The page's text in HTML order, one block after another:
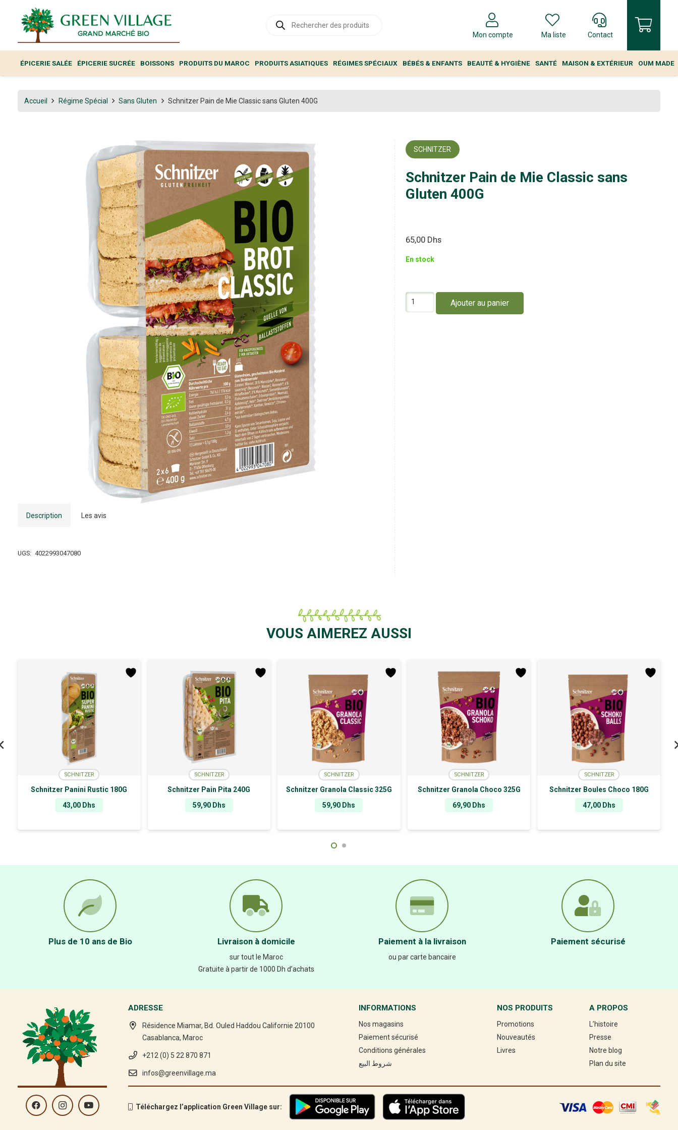
produits
Mon compte Ma liste Contact
ÉPICERIE SALÉE ÉPICERIE SUCRÉE BOISSONS PRODUITS DU MAROC PRODUITS ASIATIQUES RÉGIMES SPÉCIAUX BÉBÉS & ENFANTS BEAUTÉ & HYGIÈNE SANTÉ MAISON & EXTÉRIEUR OUM MADE
Accueil Régime Spécial Sans Gluten Schnitzer Pain de Mie Classic sans Gluten 400G
Description Les avis
UGS: 4022993047080
SCHNITZER
Schnitzer Pain de Mie Classic sans
Gluten 400G
65,00 Dhs
En stock
quantité
de
Ajouter au panier
VOUS AIMEREZ AUSSI
SCHNITZER
Schnitzer Panini Rustic 180G
43,00 Dhs
SCHNITZER
Schnitzer Pain Pita 240G
59,90 Dhs
SCHNITZER
Schnitzer Granola Classic 325G
59,90 Dhs
SCHNITZER
Schnitzer Granola Choco 325G
69,90 Dhs
SCHNITZER
Schnitzer Boules Choco 180G
47,00 Dhs
Plus de 10 ans de Bio Livraison à domicile
sur tout le Maroc
Gratuite à partir de 1000 Dh d’achats
Paiement à la livraison
ou par carte bancaire
Paiement sécurisé
ADRESSE
Résidence Miamar, Bd. Ouled Haddou Californie 20100
Casablanca, Maroc
+212 (0) 5 22 870 871
infos@greenvillage.ma
INFORMATIONS
Nos magasins
Paiement sécurisé
Conditions générales
شروط البيع
NOS PRODUITS
Promotions
Nouveautés
Livres
A PROPOS
L’histoire
Presse
Notre blog
Plan du site
Téléchargez l’application Green Village sur: